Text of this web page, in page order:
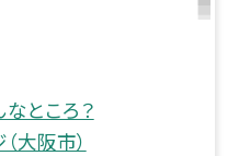
ところ？
大阪市）